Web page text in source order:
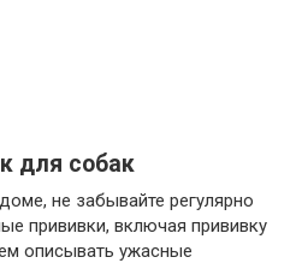
для собак
не забывайте регулярно
прививки, включая прививку
описывать ужасные